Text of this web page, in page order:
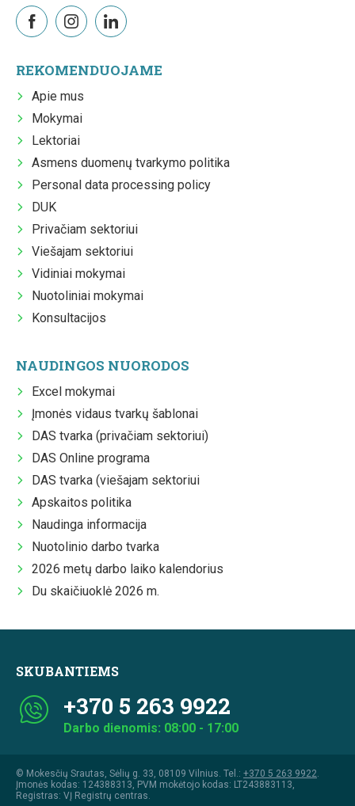
REKOMENDUOJAME
Apie mus
Mokymai
Lektoriai
Asmens duomenų tvarkymo politika
Personal data processing policy
DUK
Privačiam sektoriui
Viešajam sektoriui
Vidiniai mokymai
Nuotoliniai mokymai
Konsultacijos
NAUDINGOS NUORODOS
Excel mokymai
Įmonės vidaus tvarkų šablonai
DAS tvarka (privačiam sektoriui)
DAS Online programa
DAS tvarka (viešajam sektoriui
Apskaitos politika
Naudinga informacija
Nuotolinio darbo tvarka
2026 metų darbo laiko kalendorius
Du skaičiuoklė 2026 m.
SKUBANTIEMS
+370 5 263 9922
Darbo dienomis: 08:00 - 17:00
© Mokesčių Srautas, Sėlių g. 33, 08109 Vilnius. Tel.: +370 5 263 9922
Įmonės kodas: 124388313, PVM mokėtojo kodas: LT243883113,
Registras: VĮ Registrų centras.